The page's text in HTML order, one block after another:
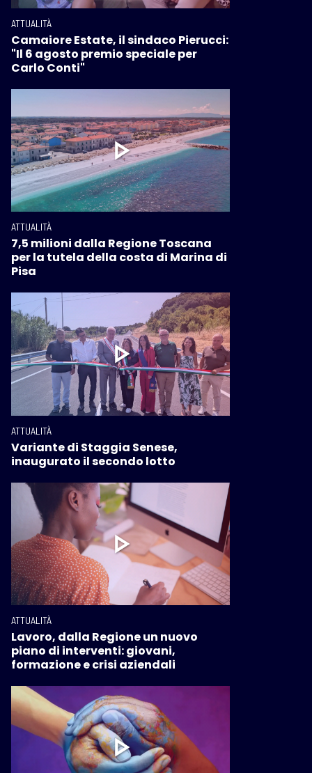
ATTUALITÀ
Camaiore Estate, il sindaco Pierucci:
"Il 6 agosto premio speciale per
Carlo Conti"
ATTUALITÀ
7,5 milioni dalla Regione Toscana
per la tutela della costa di Marina di
Pisa
ATTUALITÀ
Variante di Staggia Senese,
inaugurato il secondo lotto
ATTUALITÀ
Lavoro, dalla Regione un nuovo
piano di interventi: giovani,
formazione e crisi aziendali